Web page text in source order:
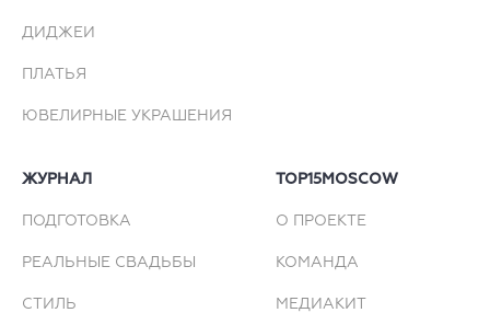
ДИДЖЕИ
ПЛАТЬЯ
ЮВЕЛИРНЫЕ УКРАШЕНИЯ
ЖУРНАЛ
ПОДГОТОВКА
РЕАЛЬНЫЕ СВАДЬБЫ
СТИЛЬ
TOP15MOSCOW
О ПРОЕКТЕ
КОМАНДА
МЕДИАКИТ